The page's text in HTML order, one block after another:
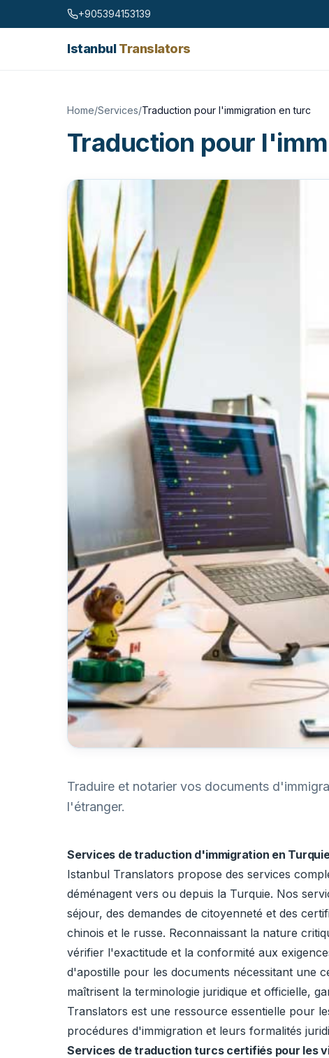
Skip to content +905394153139
IstanbulTranslators
Home/Services/Traduction pour l'immigration en turc
Traduction pour
Traduire et notarier vos documents
l'étranger.
Services de traduction d'immigration en
Istanbul Translators propose des services
déménagent vers ou depuis la Turquie. Nos
séjour, des demandes de citoyenneté et des
chinois et le russe. Reconnaissant la nature
vérifier l'exactitude et la conformité aux
d'apostille pour les documents nécessitant une
maîtrisent la terminologie juridique et officielle,
Translators est une ressource essentielle pour
procédures d'immigration et leurs formalités
Services de traduction turcs certifiés pour les